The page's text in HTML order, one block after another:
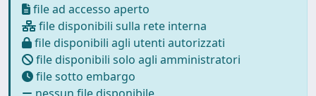
file ad accesso aperto
file disponibili sulla rete interna
file disponibili agli utenti autorizzati
file disponibili solo agli amministratori
file sotto embargo